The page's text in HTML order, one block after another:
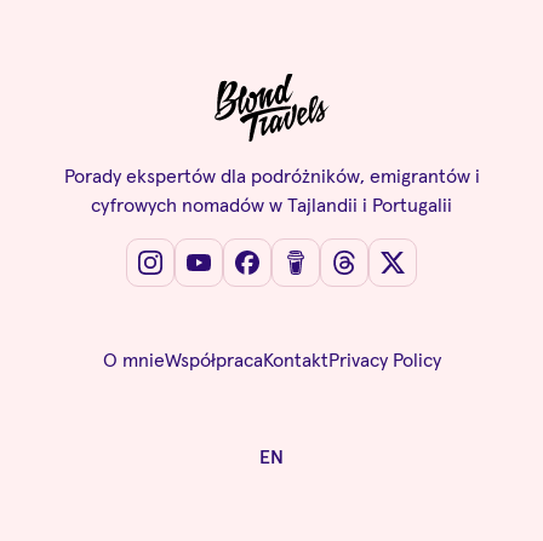
Porady ekspertów dla podróżników, emigrantów i
cyfrowych nomadów w Tajlandii i Portugalii
O mnieWspółpracaKontaktPrivacy Policy
EN